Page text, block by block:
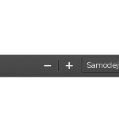
PomanjšajPovečaj